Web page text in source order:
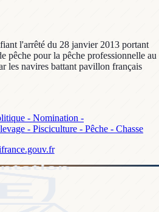
l'arrêté du 28 janvier 2013 portant
pêche pour la pêche professionnelle au
les navires battant pavillon français
- Nomination -
- Pisciculture - Pêche - Chasse